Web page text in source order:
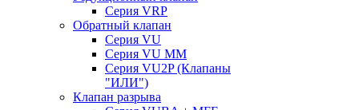
Серия VRP
Обратный клапан
Серия VU
Серия VU MM
Серия VU2P (Клапаны
"ИЛИ")
Клапан разрыва